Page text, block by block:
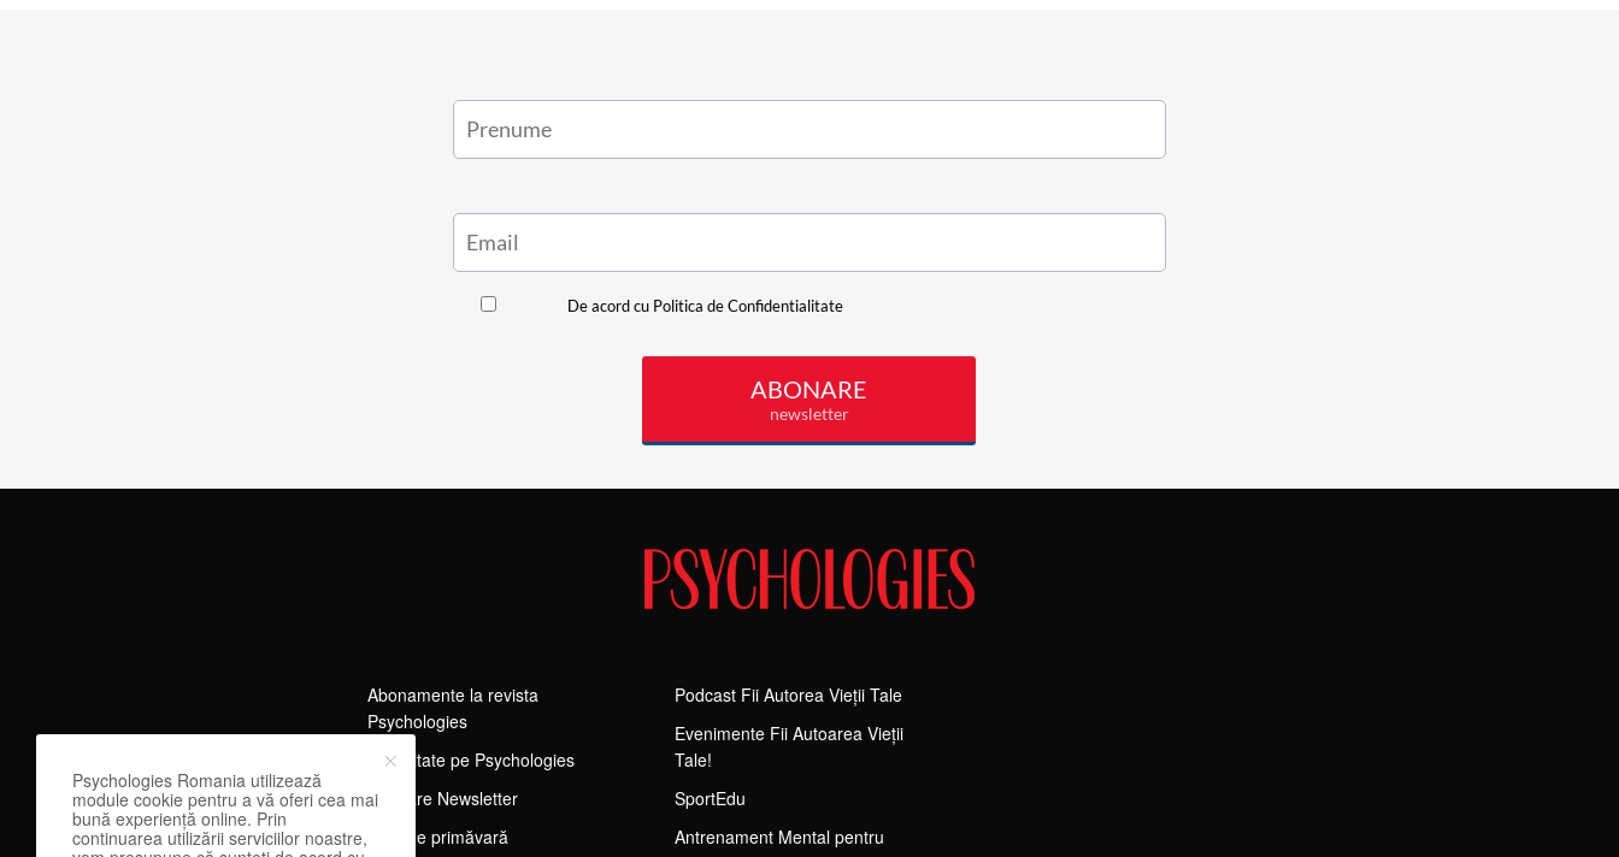
Abonamente la revista
Psychologies
Publicitate pe Psychologies
Abonare Newsletter
Tărg de primăvară
Podcast Fii Autorea Vieții Tale
Evenimente Fii Autoarea Vieții
Tale!
SportEdu
Antrenament Mental pentru
Psychologies Romania utilizează
module cookie pentru a vă oferi cea mai
bună experiență online. Prin
continuarea utilizării serviciilor noastre,